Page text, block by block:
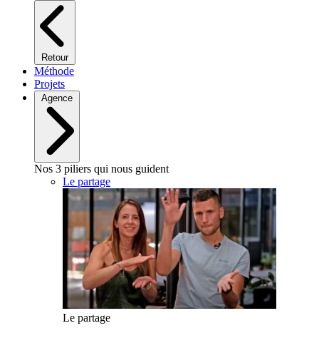
Retour
Méthode
Projets
Agence
Nos 3 piliers qui nous guident
Le partage
Le partage